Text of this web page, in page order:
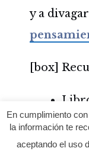
y a
[box]
En cumplimiento
la información te
aceptando el uso